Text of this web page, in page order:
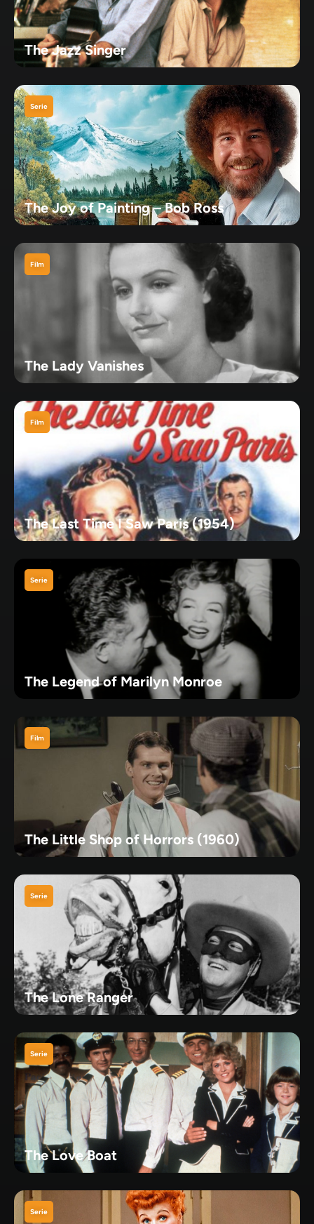
The Jazz Singer
The Joy of Painting – Bob Ross
Serie
The Lady Vanishes
Film
The Last Time I Saw Paris (1954)
Film
The Legend of Marilyn Monroe
Serie
The Little Shop of Horrors (1960)
Film
The Lone Ranger
Serie
The Love Boat
Serie
Serie